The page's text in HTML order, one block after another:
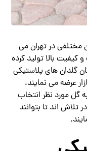
مختلفی در تهران می
کیفیت بالا تولید کرده
گلدان های پلاستیکی
عرضه می نمایند،
گل مورد نظر انتخاب
تلاش اند تا بتوانند